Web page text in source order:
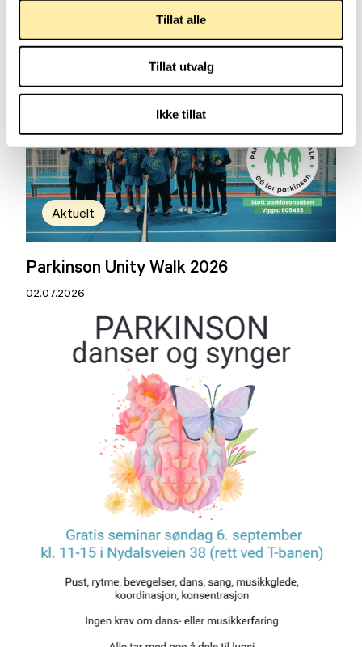
Tillat alle
Tillat utvalg
Ikke tillat
Arendalsuka 2026
03.07.2026
Aktuelt
Parkinson Unity Walk 2026
02.07.2026